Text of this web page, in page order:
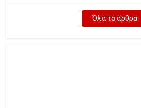
Όλα τα άρθρα